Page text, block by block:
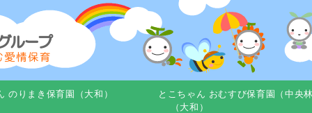
のりまき保育園（大和） とこちゃん おむすび保育園（中央林
（大和）